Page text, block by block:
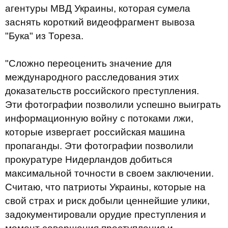
агентуры МВД Украины, которая сумела
заснять короткий видеофрагмент вывоза
"Бука" из Тореза.
"Сложно переоценить значение для
международного расследования этих
доказательств российского преступления.
Эти фотографии позволили успешно выиграть
информационную войну с потоками лжи,
которые извергает российская машина
пропаганды. Эти фотографии позволили
прокуратуре Нидерландов добиться
максимальной точности в своем заключении.
Считаю, что патриоты Украины, которые на
свой страх и риск добыли ценнейшие улики,
задокументировали орудие преступления и